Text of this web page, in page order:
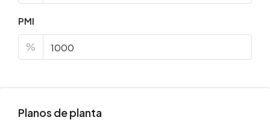
PMI
%
Planos de planta